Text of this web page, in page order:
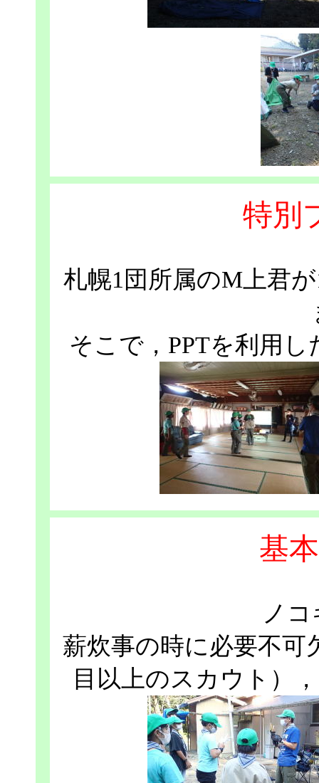
特別
札幌1団所属のM上君
そこで，PPTを利用
基
ノ
薪炊事の時に必要不可
目以上のスカウト）